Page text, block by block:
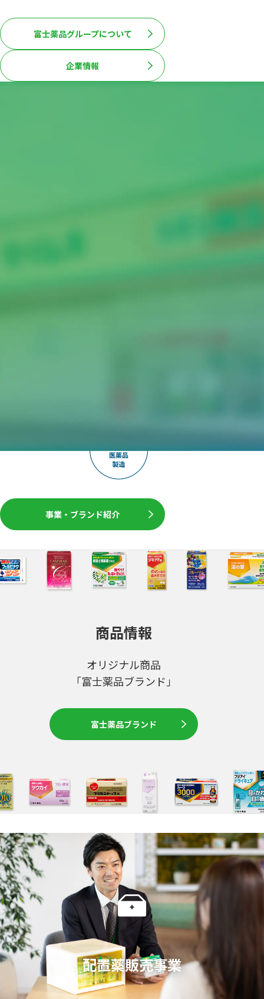
富士薬品グループについて
企業情報
「つくる」から「とどける」まで、
製販一貫体制の事業を展開しています。
事業・ブランド紹介
商品情報
オリジナル商品
「富士薬品ブランド」
富士薬品ブランド
配置薬販売事業